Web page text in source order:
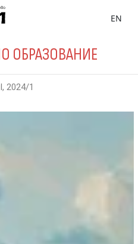
ОБРАЗОВАНИЕ
EN
2024/1